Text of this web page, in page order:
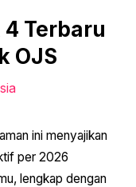
Terbaru
OJS
ini menyajikan
per 2026
lengkap dengan